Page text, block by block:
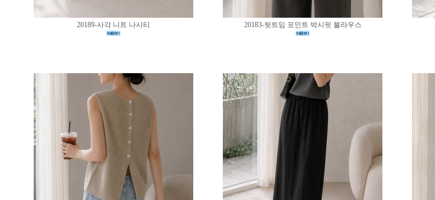
20189-사각 니트 나시티 20183-뒷트임 포인트 박시핏 블라우스